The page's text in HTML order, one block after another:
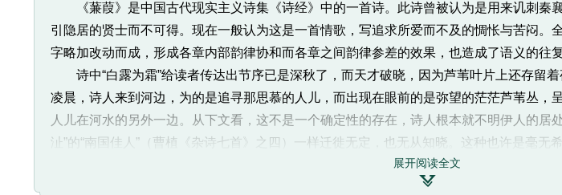
14、跻（jī）：升高，这里形容道路又陡又高。
15、坻（chí）：水中的小洲或高地。
16、采采：茂盛的样子。
17、已：止，这里的意思是“干“，变干。
18、涘（sì）：水边。
《蒹葭》是中国古代现实主义诗集《诗经》中的一首诗。此诗曾被认为是用来讥刺秦
引隐居的贤士而不可得。现在一般认为这是一首情歌，写追求所爱而不及的惆怅与苦闷。
字略加改动而成，形成各章内部韵律协和而各章之间韵律参差的效果，也造成了语义的往复
诗中“白露为霜”给读者传达出节序已是深秋了，而天才破晓，因为芦苇叶片上还存留
凌晨，诗人来到河边，为的是追寻那思慕的人儿，而出现在眼前的是弥望的茫茫芦苇丛，
人儿在河水的另外一边。从下文看，这不是一个确定性的存在，诗人根本就不明伊人的居
沚”的“南国佳人”（曹植《杂诗七首》之四）一样迁徙无定，也无从知晓。这种也许是毫无
展开。把“溯洄”、“溯游”理解成逆流而上和顺流而下或者沿着弯曲的水道和沿着直流的水
《长恨歌》中，杨贵妃消殒马嵬坡后，玄宗孤灯独守，寒衾难眠，通过道士鸿都客“上穷碧
展开阅读全文
